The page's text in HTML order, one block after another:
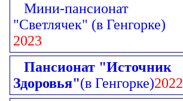
Мини-пансионат
"Светлячек" (в Генгорке)
2023
Пансионат "Источник
Здоровья"(в Генгорке)2022